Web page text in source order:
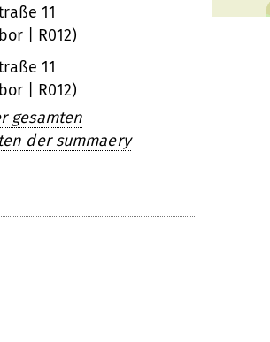
11
| R012)
11
| R012)
gesamten
der summaery